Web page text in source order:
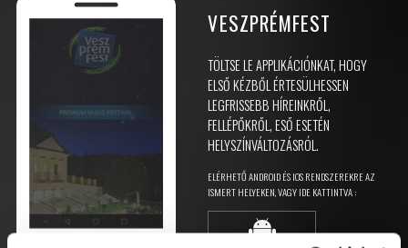
VESZPRÉMFEST
TÖLTSE LE APPLIKÁCIÓNKAT, HOGY
ELSŐ KÉZBŐL ÉRTESÜLHESSEN
LEGFRISSEBB HÍREINKRŐL,
FELLÉPŐKRŐL, ESŐ ESETÉN
HELYSZÍNVÁLTOZÁSRÓL.
ELÉRHETŐ ANDROID ÉS IOS RENDSZEREKRE AZ
ISMERT HELYEKEN, VAGY IDE KATTINTVA :